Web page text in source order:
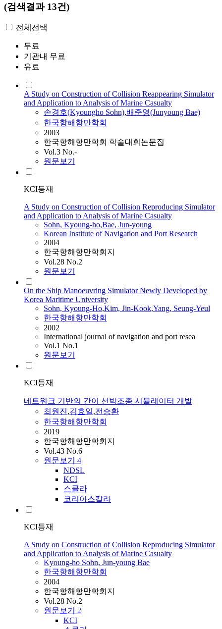
(검색결과 13건)
전체선택
무료
기관내 무료
유료
A Study on Construction of Collision Reappearing Simulator
and Application to Analysis of Marine Casualty
손경호(Kyoungho Sohn),배준영(Junyoung Bae)
한국항해항만학회
2003
한국항해항만학회 학술대회논문집
Vol.3 No.-
원문보기
KCI등재
A Study on Construction of Collision Reproducing Simulator
and Application to Analysis of Marine Casualty
Sohn, Kyoung-ho,Bae, Jun-young
Korean Institute of Navigation and Port Research
2004
한국항해항만학회지
Vol.28 No.2
원문보기
On the Ship Manoeuvring Simulator Newly Developed by
Korea Maritime University
Sohn, Kyoung-Ho,Kim, Jin-Kook,Yang, Seung-Yeul
한국항해항만학회
2002
International journal of navigation and port resea
Vol.1 No.1
원문보기
KCI등재
네트워크 기반의 간이 선박조종 시뮬레이터 개발
최원진,김효일,전승환
한국항해항만학회
2019
한국항해항만학회지
Vol.43 No.6
원문보기 4
NDSL
KCI
스콜라
코리아스칼라
KCI등재
A Study on Construction of Collision Reproducing Simulator
and Application to Analysis of Marine Casualty
Kyoung-ho Sohn, Jun-young Bae
한국항해항만학회
2004
한국항해항만학회지
Vol.28 No.2
원문보기 2
KCI